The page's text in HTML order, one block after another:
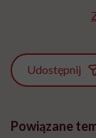
Udostępnij
Powiązane